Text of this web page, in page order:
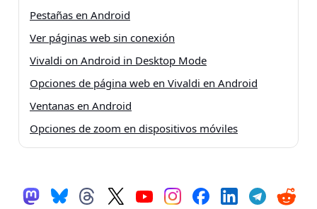
Pestañas en Android
Ver páginas web sin conexión
Vivaldi on Android in Desktop Mode
Opciones de página web en Vivaldi en Android
Ventanas en Android
Opciones de zoom en dispositivos móviles